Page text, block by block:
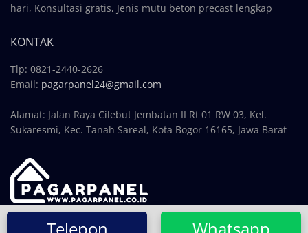
hari, Konsultasi gratis, Jenis mutu beton precast lengkap
KONTAK
Tlp: 0821-2440-2626
Email: pagarpanel24@gmail.com
Alamat: Jalan Raya Cilebut Jembatan II Rt 01 RW 03, Kel.
Sukaresmi, Kec. Tanah Sareal, Kota Bogor 16165, Jawa Barat
Copyright © 2024, PAGARPANEL.CO.ID